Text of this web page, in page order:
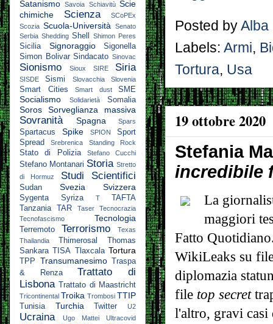
Posted by Alba
Labels: Armi,
Tortura, Usa
19 ottobre 2020
Stefania
incredibile
La
maggiori
Fatto
WikiLeaks su
diplomazia
file top secret
l'altro, gravi casi
Satanismo Savoia Schiavitù Scie
chimiche
Scienza
SCoPEx
Scozia Scuola-Università
Senato
Serbia Shedding Shell Shimon Peres
Sicilia Signoraggio
Sigonella
Simon Bolivar Sindacato Sinovac
Sionismo Sioux SIRE Siria
SISDE Sismi Slovacchia Slovenia
Smart Cities Smart dust SME
Socialismo Solidarietà Somalia
Soros Sorveglianza massiva
Sovranità Spagna Spars
Spartacus Spike SPION
Sport
Spread
Srebrenica Standing Rock
Stato di Polizia Stefano Cucchi
Stefano Montanari Storia Stretto
di Hormuz
Studi Scientifici
Sudan Svezia Svizzera
Sygenta Syriza T
TAFTA
Tanzania
TAR Taser
Tecnocrazia
Tecnofascismo
Tecnologia
Terremoto Terrorismo
Texas
Thailandia
Thimerosal
Thomas
Sankara
TISA Tlaxcala Tortura
TPP Transumanesimo
Traspa
& Renza
Trattato di
Lisbona
Trattato di Maastricht
Tricontinental Troika Trombosi TTIP
Tunisia Turchia Twitter U2
Ucraina Ugo Mattei Ultracovid